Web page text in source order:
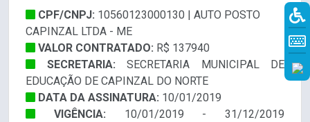
CPF/CNPJ: 10560123000130 | AUTO POSTO
CAPINZAL LTDA - ME
VALOR CONTRATADO: R$ 137940
SECRETARIA: SECRETARIA MUNICIPAL DE
EDUCAÇÃO DE CAPINZAL DO NORTE
DATA DA ASSINATURA: 10/01/2019
VIGÊNCIA: 10/01/2019 - 31/12/2019